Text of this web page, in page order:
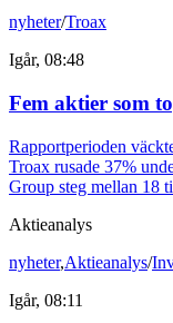
nyheter/Troax
Igår, 08:48
Fem aktier som
Rapportperioden
Troax rusade 37%
Group steg mellan 18
Aktieanalys
nyheter,Aktieanalys/
Igår, 08:11